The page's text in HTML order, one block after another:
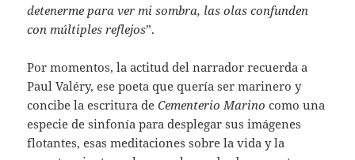
detenerme para ver mi sombra, las olas confunden
con múltiples reflejos”.
Por momentos, la actitud del narrador recuerda a
Paul Valéry, ese poeta que quería ser marinero y
concibe la escritura deCementerio Marino como una
especie de sinfonía para desplegar sus imágenes
flotantes, esas meditaciones sobre la vida y la